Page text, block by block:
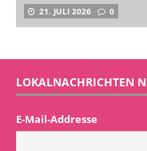
21. JULI 2026 0
LOKALNACHRICHTEN
E-Mail-Addresse